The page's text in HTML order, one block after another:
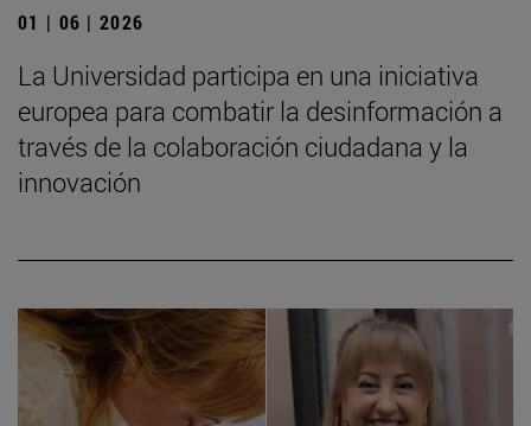
01 | 06 | 2026
La Universidad participa en una iniciativa
europea para combatir la desinformación a
través de la colaboración ciudadana y la
innovación